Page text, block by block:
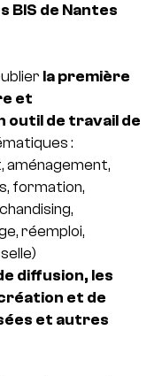
BIS de Nantes
la première
et
outil de travail de
:
aménagement,
formation,
réemploi,
diffusion, les
et de
et autres